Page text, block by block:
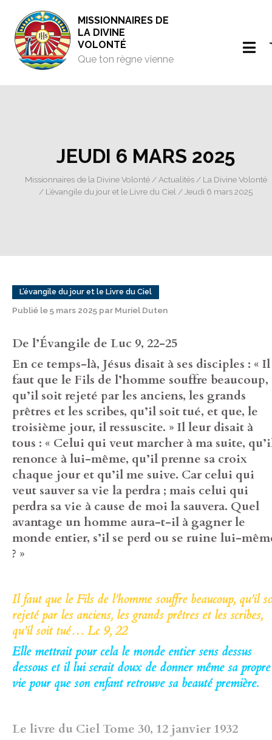
MISSIONNAIRES DE
LA DIVINE
VOLONTÉ
Que ton règne vienne
JEUDI 6 MARS 2025
Missionnaires de la Divine Volonté/ Actualités/ La Divine Volonté
/ L’évangile du jour et le Livre du Ciel / Jeudi 6 mars 2025
L’évangile du jour et le Livre du Ciel
Publié le 5 mars 2025 par Muriel Duten
De l’Évangile de Luc 9, 22-25
En ce temps-là, Jésus disait à ses disciples : « Il
faut que le Fils de l’homme souffre beaucoup,
qu’il soit rejeté par les anciens, les grands
prêtres et les scribes, qu’il soit tué, et que, le
troisième jour, il ressuscite. » Il leur disait à
tous : « Celui qui veut marcher à ma suite,
renonce à lui-même, qu’il prenne sa croix
chaque jour et qu’il me suive. Car celui qui
veut sauver sa vie la perdra ; mais celui qui
perdra sa vie à cause de moi la sauvera. Quel
avantage un homme aura-t-il à gagner le
monde entier, s’il se perd ou se ruine lui-
? »
Il faut que le Fils de l’homme souffre beaucoup, qu’il
rejeté par les anciens, les grands prêtres et les scribes,
qu’il soit tué… Lc 9, 22
Elle mettrait pour cela le monde entier sens dessus
dessous et il lui serait doux de donner même sa propre
vie pour que son enfant retrouve sa beauté première.
Le livre du Ciel Tome 30, 12 janvier 1932